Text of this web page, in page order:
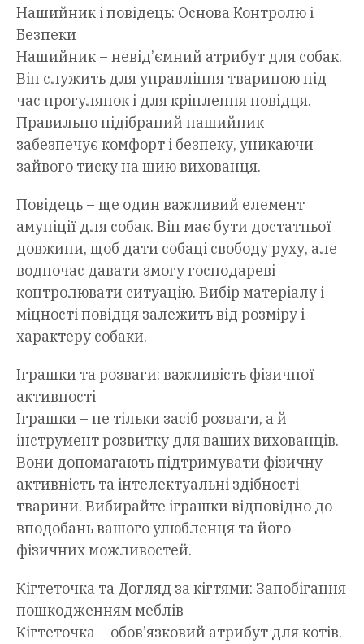
Нашийник і повідець: Основа Контролю і
Безпеки
Нашийник – невід’ємний атрибут для собак.
Він служить для управління твариною під
час прогулянок і для кріплення повідця.
Правильно підібраний нашийник
забезпечує комфорт і безпеку, уникаючи
зайвого тиску на шию вихованця.
Повідець – ще один важливий елемент
амуніції для собак. Він має бути достатньої
довжини, щоб дати собаці свободу руху, але
водночас давати змогу господареві
контролювати ситуацію. Вибір матеріалу і
міцності повідця залежить від розміру і
характеру собаки.
Іграшки та розваги: важливість фізичної
активності
Іграшки – не тільки засіб розваги, а й
інструмент розвитку для ваших вихованців.
Вони допомагають підтримувати фізичну
активність та інтелектуальні здібності
тварини. Вибирайте іграшки відповідно до
вподобань вашого улюбленця та його
фізичних можливостей.
Кігтеточка та Догляд за кігтями: Запобігання
пошкодженням меблів
Кігтеточка – обов’язковий атрибут для котів.